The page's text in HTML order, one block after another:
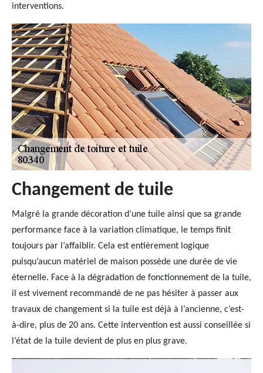
interventions.
Changement de tuile
Malgré la grande décoration d’une tuile ainsi que sa grande
performance face à la variation climatique, le temps finit
toujours par l’affaiblir. Cela est entièrement logique
puisqu’aucun matériel de maison possède une durée de vie
éternelle. Face à la dégradation de fonctionnement de la tuile,
il est vivement recommandé de ne pas hésiter à passer aux
travaux de changement si la tuile est déjà à l’ancienne, c’est-
à-dire, plus de 20 ans. Cette intervention est aussi conseillée si
l’état de la tuile devient de plus en plus grave.